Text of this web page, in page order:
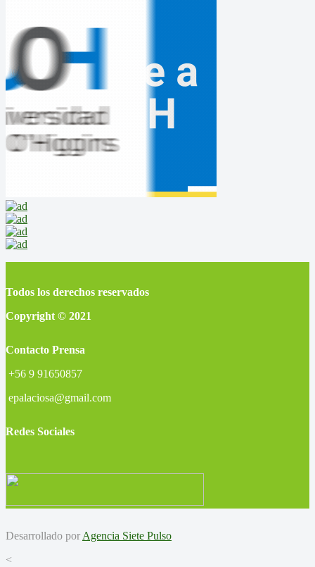
Todos los derechos reservados
Copyright © 2021
Contacto Prensa
+56 9 91650857
epalaciosa@gmail.com
Redes Sociales
Desarrollado por Agencia Siete Pulso
<